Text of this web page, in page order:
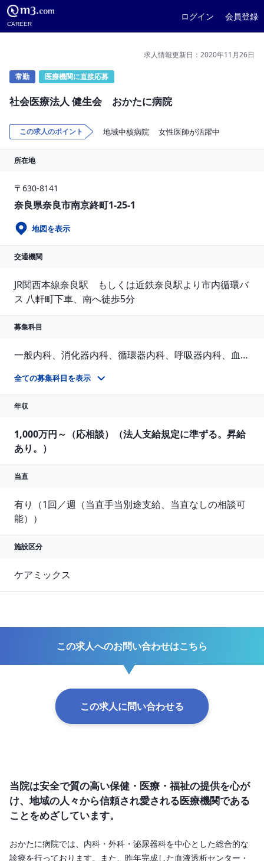
CAREER
ログイン 会員登録
求人情報更新日：2020年11月26日
常勤 医療機関に直接応募
社会医療法人 健生会 おかたに病院
この求人のポイント 地域中核病院 女性医師が活躍中
所在地
〒630-8141
奈良県奈良市南京終町1-25-1
地図を表示
交通機関
JR関西本線奈良駅　もしくは近鉄奈良駅より市内循環バ
ス 八軒町下車、南へ徒歩5分
募集科目
一般内科、消化器内科、循環器内科、呼吸器内科、血液内科、脳神経内科、内分泌内科、老人内科、整形外科、リハビリテーション科、人工透析、人間ドック・検診、その他
全ての募集科目を表示
年収
1,000万円～（応相談）（法人支給規定に準ずる。昇給
あり。）
当直
有り（1回／週（当直手当別途支給、当直なしの相談可
能））
施設区分
ケアミックス
この求人へのお問い合わせはこちら
この求人に問い合わせる
当院は安全で質の高い保健・医療・福祉の提供を心が
け、地域の人々から信頼され愛される医療機関である
ことをめざしています。
おかたに病院では、内科・外科・泌尿器科を中心とした総合的な
診療を行っております。また、昨年完成した血液透析センター・